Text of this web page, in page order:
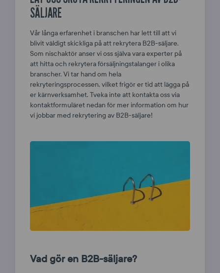
SÄLJARE
Vår långa erfarenhet i branschen har lett till att vi
blivit väldigt skickliga på att rekrytera B2B-säljare.
Som nischaktör anser vi oss själva vara experter på
att hitta och rekrytera försäljningstalanger i olika
branscher. Vi tar hand om hela
rekryteringsprocessen, vilket frigör er tid att lägga på
er kärnverksamhet. Tveka inte att kontakta oss via
kontaktformuläret nedan för mer information om hur
vi jobbar med rekrytering av B2B-säljare!
Vad gör en B2B-säljare?